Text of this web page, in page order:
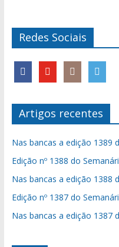
Redes Sociais
Artigos recentes
Nas bancas a edição 1389
Edição nº 1388 do
Nas bancas a edição 1388
Edição nº 1387 do
Nas bancas a edição 1387